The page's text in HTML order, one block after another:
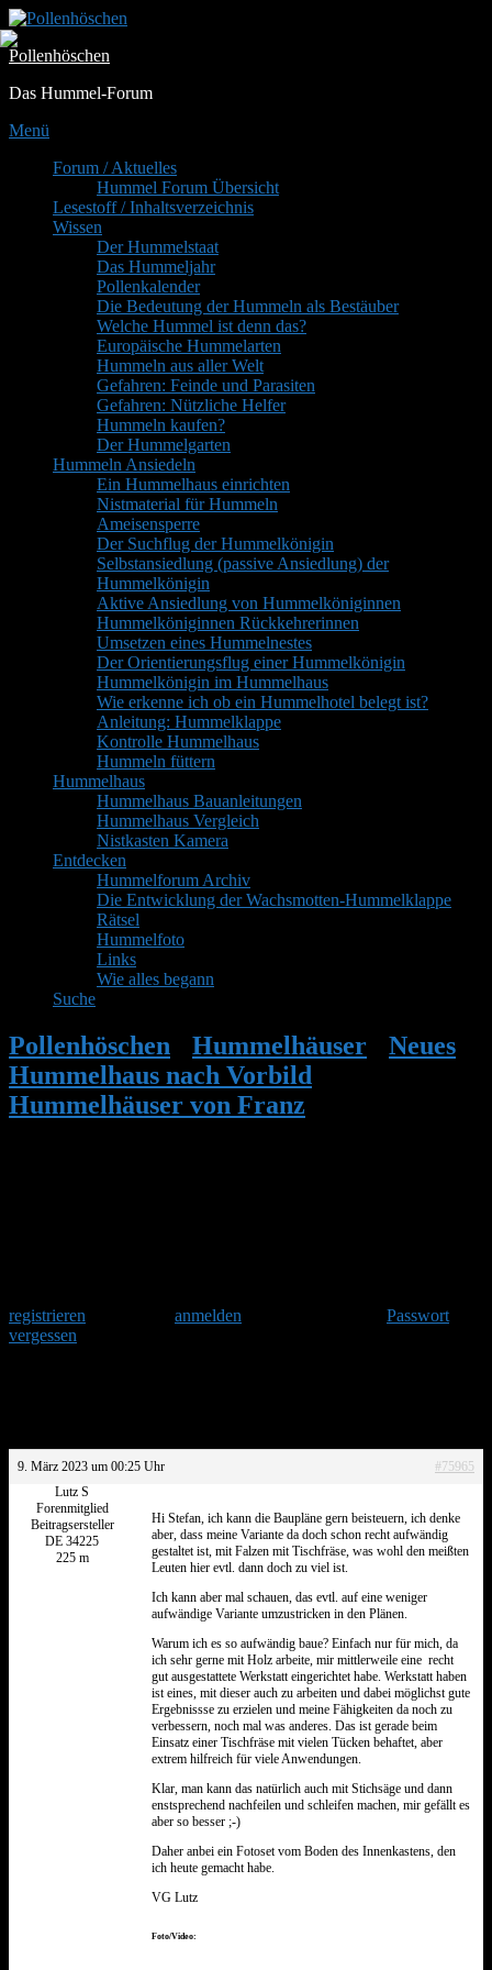
Zum
Inhalt
springen
Pollenhöschen
Das Hummel-Forum
Menü
PrimäresForum / Aktuelles
Hummel Forum Übersicht
Lesestoff / Inhaltsverzeichnis
Wissen
Der Hummelstaat
Das Hummeljahr
Pollenkalender
Die Bedeutung der Hummeln als Bestäuber
Welche Hummel ist denn das?
Europäische Hummelarten
Hummeln aus aller Welt
Gefahren: Feinde und Parasiten
Gefahren: Nützliche Helfer
Hummeln kaufen?
Der Hummelgarten
Hummeln Ansiedeln
Ein Hummelhaus einrichten
Nistmaterial für Hummeln
Ameisensperre
Der Suchflug der Hummelkönigin
Selbstansiedlung (passive Ansiedlung) der
Hummelkönigin
Aktive Ansiedlung von Hummelköniginnen
Hummelköniginnen Rückkehrerinnen
Umsetzen eines Hummelnestes
Der Orientierungsflug einer Hummelkönigin
Hummelkönigin im Hummelhaus
Wie erkenne ich ob ein Hummelhotel belegt ist?
Anleitung: Hummelklappe
Kontrolle Hummelhaus
Hummeln füttern
Hummelhaus
Hummelhaus Bauanleitungen
Hummelhaus Vergleich
Nistkasten Kamera
Entdecken
Hummelforum Archiv
Die Entwicklung der Wachsmotten-Hummelklappe
Rätsel
Hummelfoto
Links
Wie alles begann
Suche
Pollenhöschen Hummelhäuser
Neues
Hummelhaus nach Vorbild
Hummelhäuser von Franz
registrieren
anmelden
Passwort
vergessen
9. März 2023 um 00:25 Uhr
#75965
Lutz S
Forenmitglied
Beitragsersteller
DE 34225
225 m
Hi Stefan, ich kann die Baupläne gern beisteuern, ich denke
aber, dass meine Variante da doch schon recht aufwändig
gestaltet ist, mit Falzen mit Tischfräse, was wohl den meißten
Leuten hier evtl. dann doch zu viel ist.
Ich kann aber mal schauen, das evtl. auf eine weniger
aufwändige Variante umzustricken in den Plänen.
Warum ich es so aufwändig baue? Einfach nur für mich, da
ich sehr gerne mit Holz arbeite, mir mittlerweile eine recht
gut ausgestattete Werkstatt eingerichtet habe. Werkstatt haben
ist eines, mit dieser auch zu arbeiten und dabei möglichst gute
Ergebnissse zu erzielen und meine Fähigkeiten da noch zu
verbessern, noch mal was anderes. Das ist gerade beim
Einsatz einer Tischfräse mit vielen Tücken behaftet, aber
extrem hilfreich für viele Anwendungen.
Klar, man kann das natürlich auch mit Stichsäge und dann
enstsprechend nachfeilen und schleifen machen, mir gefällt es
aber so besser ;-)
Daher anbei ein Fotoset vom Boden des Innenkastens, den
ich heute gemacht habe.
VG Lutz
Foto/Video: